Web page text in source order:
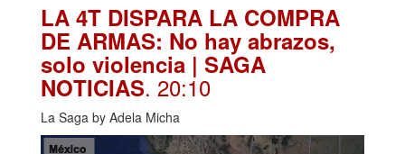
LA 4T DISPARA LA COMPRA
DE ARMAS: No hay abrazos,
solo violencia | SAGA
NOTICIAS. 20:10
La Saga by Adela Micha